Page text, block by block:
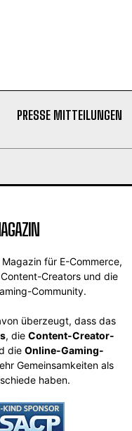
PRESSE MITTEILUNGEN
für E-Commerce,
Creators und die
Community.
überzeugt, dass das
, die Content-Creator-
die Online-Gaming-
Gemeinsamkeiten als
haben.